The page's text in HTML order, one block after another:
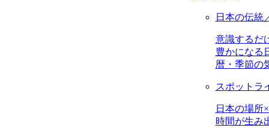
日本の伝統
意識するだ
豊かになる
暦・季節の
スポットラ
日本の場所
時間が生み